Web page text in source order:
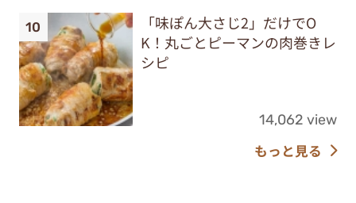
「味ぽん大さじ2」だけでO
K！丸ごとピーマンの肉巻きレ
シピ
14,062 view
もっと見る